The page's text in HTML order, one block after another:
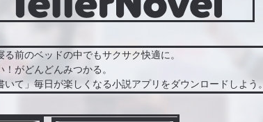
る前のベッドの中でもサクサク快適に。
！がどんどんみつかる。
いて」毎日が楽しくなる小説アプリをダウンロードしよう。